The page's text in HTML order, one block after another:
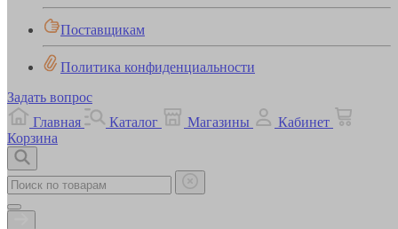
Поставщикам
Политика конфиденциальности
Задать вопрос
Главная
Каталог Магазины
Кабинет
Корзина